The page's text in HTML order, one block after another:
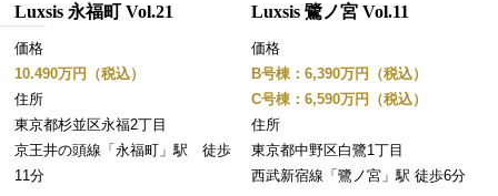
Luxsis 永福町 Vol.21
価格
10.490万円（税込）
住所
東京都杉並区永福2丁目
京王井の頭線「永福町」駅 徒歩
11分
Luxsis 鷺ノ宮 Vol.11
価格
B号棟：6,390万円（税込）
C号棟：6,590万円（税込）
住所
東京都中野区白鷺1丁目
西武新宿線「鷺ノ宮」駅 徒歩6分